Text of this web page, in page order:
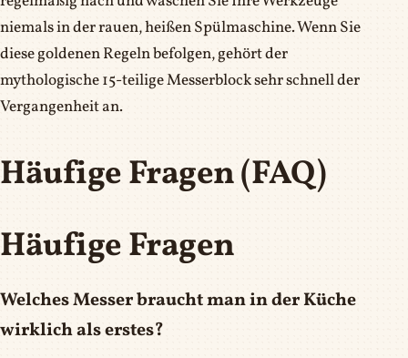
niemals in der rauen, heißen Spülmaschine. Wenn Sie
diese goldenen Regeln befolgen, gehört der
mythologische 15-teilige Messerblock sehr schnell der
Vergangenheit an.
Häufige Fragen (FAQ)
Häufige Fragen
Welches Messer braucht man in der Küche
wirklich als erstes?